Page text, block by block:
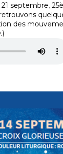
septembre,
des